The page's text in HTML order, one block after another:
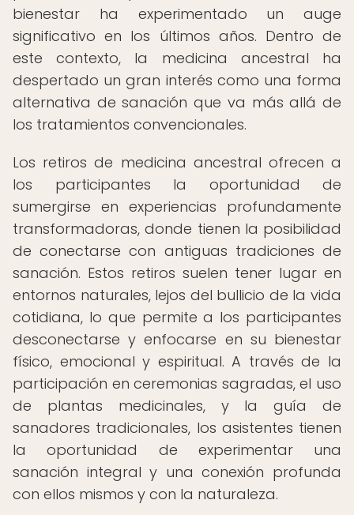
bienestar ha experimentado un auge
significativo en los últimos años. Dentro de
este contexto, la medicina ancestral ha
despertado un gran interés como una forma
alternativa de sanación que va más allá de
los tratamientos convencionales.
Los retiros de medicina ancestral ofrecen a
los participantes la oportunidad de
sumergirse en experiencias profundamente
transformadoras, donde tienen la posibilidad
de conectarse con antiguas tradiciones de
sanación. Estos retiros suelen tener lugar en
entornos naturales, lejos del bullicio de la vida
cotidiana, lo que permite a los participantes
desconectarse y enfocarse en su bienestar
físico, emocional y espiritual. A través de la
participación en ceremonias sagradas, el uso
de plantas medicinales, y la guía de
sanadores tradicionales, los asistentes tienen
la oportunidad de experimentar una
sanación integral y una conexión profunda
con ellos mismos y con la naturaleza.